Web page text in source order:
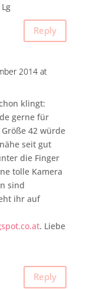
Reply
2014 at
klingt:
gerne für
42 würde
seit gut
die Finger
tolle Kamera
sind
ihr auf
. Liebe
Reply